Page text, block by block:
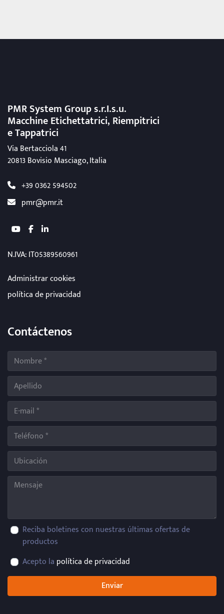
PMR System Group s.r.I.s.u.
Macchine Etichettatrici, Riempitrici
e Tappatrici
Via Bertacciola 41
20813 Bovisio Masciago, Italia
+39 0362 594502
pmr@pmr.it
youtubefacebooklinkedin
N.IVA: IT05389560961
Administrar cookies
política de privacidad
Contáctenos
Reciba boletines con nuestras últimas ofertas de
productos
Acepto la política de privacidad
Enviar